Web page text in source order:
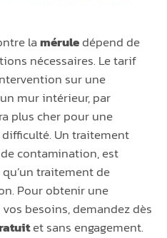
laméruledépend de
nécessaires. Le tarif
sur une
mur intérieur, par
plus cher pour une
Un traitement
contamination, est
traitement de
Pour obtenir une
besoins, demandez dès
et sans engagement.